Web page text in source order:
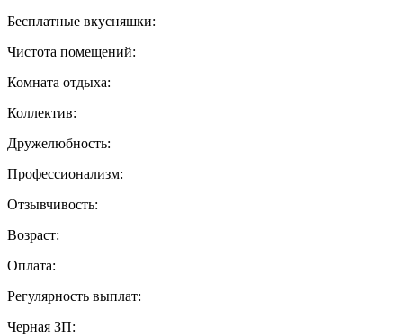
Бесплатные вкусняшки:
Чистота помещений:
Комната отдыха:
Коллектив:
Дружелюбность:
Профессионализм:
Отзывчивость:
Возраст:
Оплата:
Регулярность выплат:
Черная ЗП: